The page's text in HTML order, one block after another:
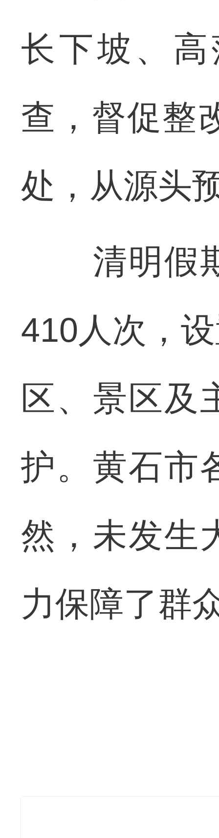
长下坡、
查，督促整
处，从源头
清明假期
410人次，
区、景区及
护。黄石市
然，未发生
力保障了群